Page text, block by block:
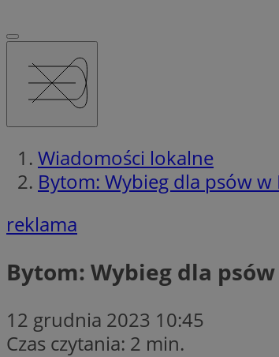
Wiadomości lokalne
Bytom: Wybieg dla psów
reklama
Bytom: Wybieg dla
12 grudnia 2023 10:45
Czas czytania: 2 min.